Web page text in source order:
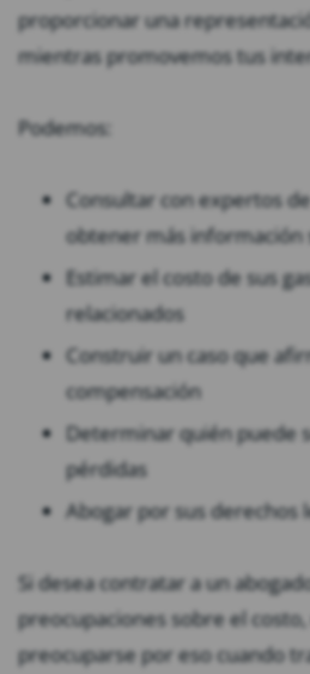
proporcionar una
mientras promovemos tus
Podemos:
Consultar con expertos
obtener más información
Estimar el costo de sus
relacionados
Construir un caso que
compensación
Determinar quién puede
pérdidas
Abogar por sus derechos
Si desea contratar a un
preocupaciones sobre el
preocuparse por eso cuando